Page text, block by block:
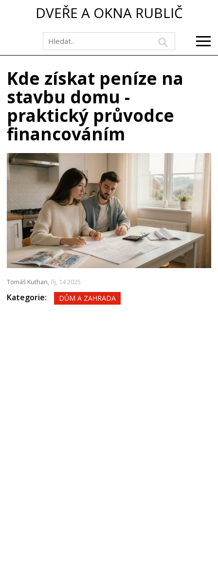
DVEŘE A OKNA RUBLIČ
Kde získat peníze na
stavbu domu -
praktický průvodce
financováním
Tomáš Kuthan, říj, 14 2025
Kategorie: DŮM A ZAHRADA